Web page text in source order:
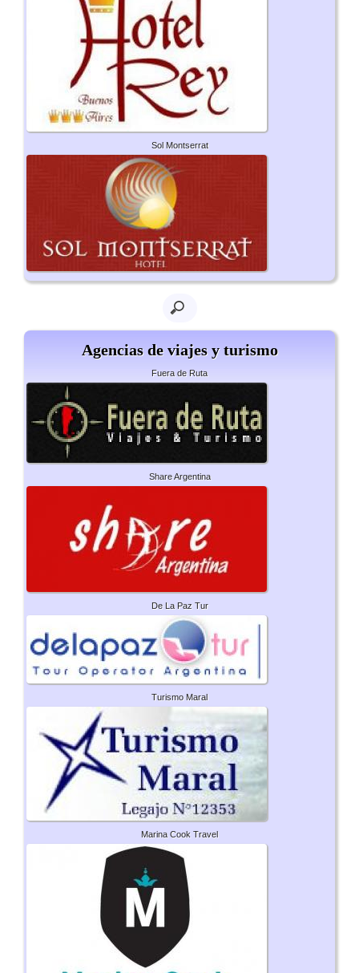
Sol Montserrat
Agencias de viajes y turismo
Fuera de Ruta
Share Argentina
De La Paz Tur
Turismo Maral
Marina Cook Travel